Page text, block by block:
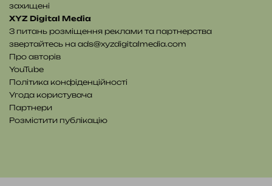
захищені
XYZ Digital Media
З питань розміщення реклами та партнерства
звертайтесь на ads@xyzdigitalmedia.com
Про авторів
YouTube
Політика конфіденційності
Угода користувача
Партнери
Розмістити публікацію